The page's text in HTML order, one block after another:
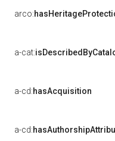
arco:
a-cat:
a-cd:hasAcquisition
a-cd: